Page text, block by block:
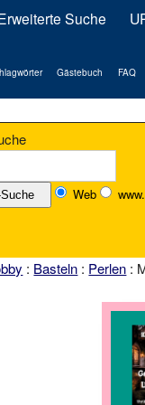
Suche
Gästebuch FAQ
Web
: Basteln : Perlen :